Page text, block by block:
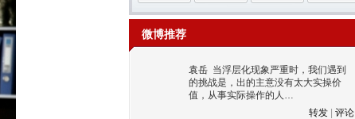
微博推荐
袁岳 当浮层化现象严重时，我们遇到
的挑战是，出的主意没有太大实操价
值，从事实际操作的人…
转发
评论